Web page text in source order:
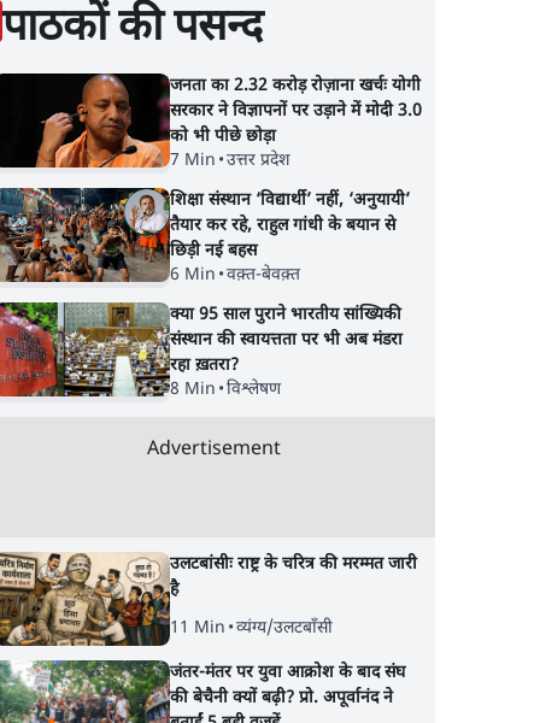
पाठकों की पसन्द
जनता का 2.32 करोड़ रोज़ाना खर्चः योगी
सरकार ने विज्ञापनों पर उड़ाने में मोदी 3.0
को भी पीछे छोड़ा
7 Min •उत्तर प्रदेश
शिक्षा संस्थान ‘विद्यार्थी’ नहीं, ‘अनुयायी’
तैयार कर रहे, राहुल गांधी के बयान से
छिड़ी नई बहस
6 Min •वक़्त-बेवक़्त
क्या 95 साल पुराने भारतीय सांख्यिकी
संस्थान की स्वायत्तता पर भी अब मंडरा
रहा ख़तरा?
8 Min •विश्लेषण
Advertisement
उलटबांसीः राष्ट्र के चरित्र की मरम्मत जारी
है
11 Min •व्यंग्य/उलटबाँसी
जंतर-मंतर पर युवा आक्रोश के बाद संघ
की बेचैनी क्यों बढ़ी? प्रो. अपूर्वानंद ने